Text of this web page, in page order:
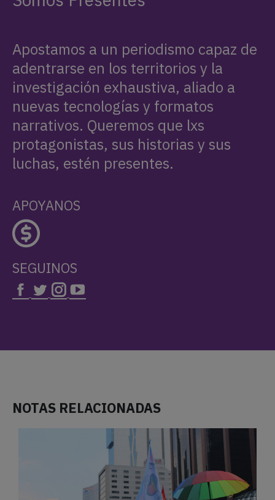
Apostamos a un periodismo capaz de
adentrarse en los territorios y la
investigación exhaustiva, aliado a
nuevas tecnologías y formatos
narrativos. Queremos que lxs
protagonistas, sus historias y sus
luchas, estén presentes.
APOYANOS
SEGUINOS
NOTAS RELACIONADAS